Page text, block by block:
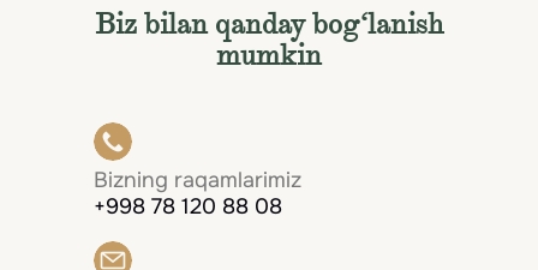
Biz bilan qanday bog‘lanish
mumkin
Bizning raqamlarimiz
+998 78 120 88 08